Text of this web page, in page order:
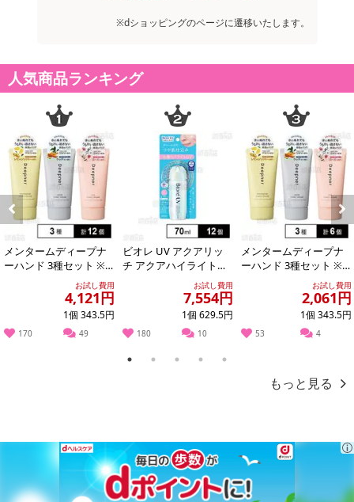
※dショッピングのページに遷移いたします。
人気商品ランキング
Previous
メンタームディープナ
ーハンド 3種セット ※
お試し費用
4,121円
1個 343.5円
170 49
ビオレ UV アクアリッ
チ アクアハイライトロ
ーション 70ml ※商品改
お試し費用
7,554円
1個 629.5円
180 10
メンタームディープナ
ーハンド 3種セット ※
お試し費用
2,061円
1個 343.5円
53 4
Next
1 2 3 4 5
もっと見る